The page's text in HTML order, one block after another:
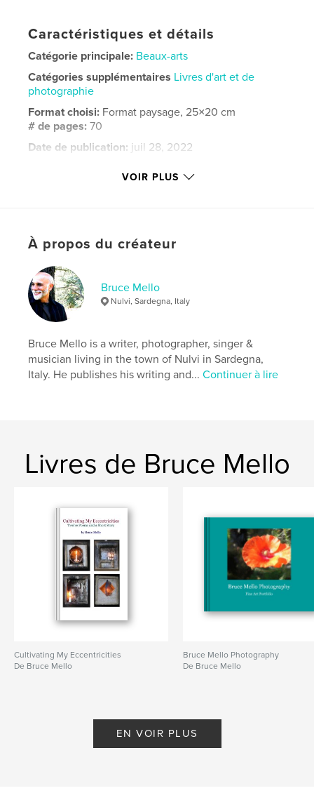
Caractéristiques et détails
Catégorie principale: Beaux-arts
Catégories supplémentaires Livres d'art et de
photographie
Format choisi: Format paysage, 25×20 cm
# de pages:70
Date de publication: juil 28, 2022
VOIR PLUS
À propos du créateur
Bruce Mello
Nulvi, Sardegna, Italy
Bruce Mello is a writer, photographer, singer &
musician living in the town of Nulvi in Sardegna,
Italy. He publishes his writing and...Continuer à lire
Livres de Bruce Mello
Cultivating My Eccentricities
De Bruce Mello
Bruce Mello Photography
De Bruce Mello
EN VOIR PLUS